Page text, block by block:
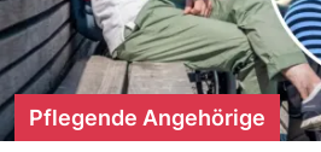
Pflegende Angehörige